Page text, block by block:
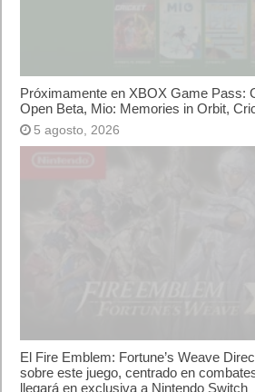
Próximamente en XBOX Game Pass:
Open Beta, Mio: Memories in Orbit,
5 agosto, 2026
El Fire Emblem: Fortune’s Weave
sobre este juego, centrado en
llegará en exclusiva a Nintendo Switch